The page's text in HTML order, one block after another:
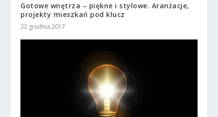
Gotowe wnętrza – piękne i stylowe. Aranżacje,
projekty mieszkań pod klucz
22 grudnia 2017